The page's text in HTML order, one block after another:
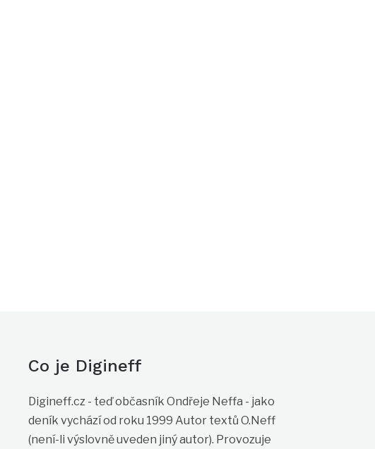
Co je Digineff
Digineff.cz - teď občasník Ondřeje Neffa - jako
deník vychází od roku 1999 Autor textů O.Neff
(není-li výslovně uveden jiný autor). Provozuje